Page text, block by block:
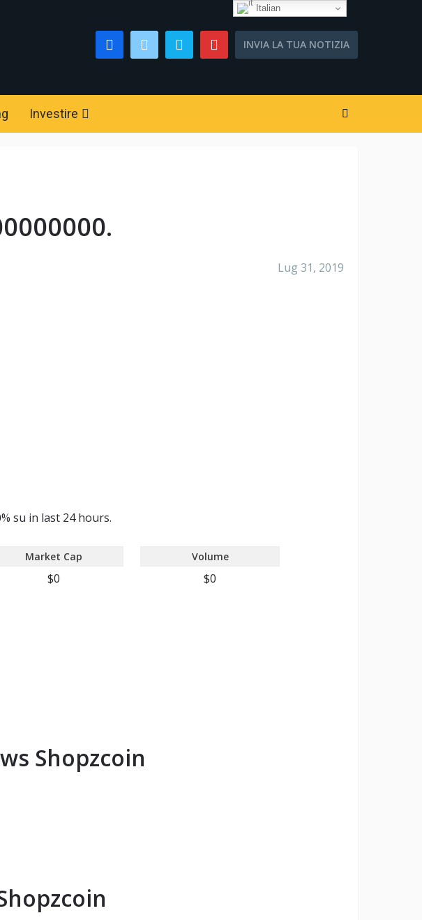
INVIA LA TUA NOTIZIA
Investire
Lug 31, 2019
su in last 24 hours.
Market Cap
$0
Volume
$0
Shopzcoin
Italian